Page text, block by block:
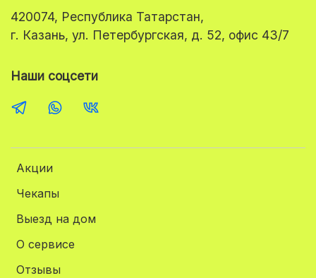
Акции
Чекапы
Выезд на дом
О сервисе
Отзывы
420074, Республика Татарстан,
г. Казань, ул. Петербургская, д. 52, офис 43/7
Наши соцсети